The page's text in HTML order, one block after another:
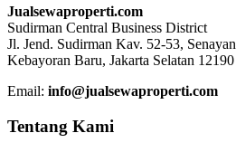
Jualsewaproperti.com
Sudirman Central Business District
Jl. Jend. Sudirman Kav. 52-53, Senayan
Kebayoran Baru, Jakarta Selatan 12190
Email: info@jualsewaproperti.com
Tentang Kami